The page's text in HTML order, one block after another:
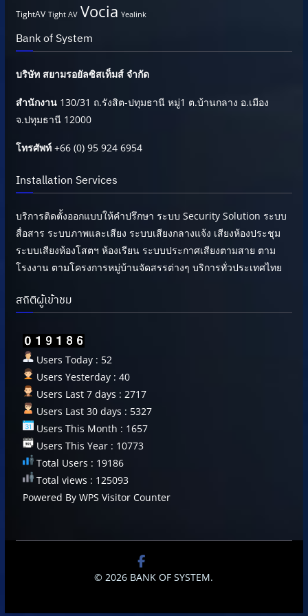
TightAV Tight AV Vocia Yealink
Bank of System
บริษัท สยามรอยัลซิสเท็มส์ จำกัด
สำนักงาน130/31 ถ.รังสิต-ปทุมธานี หมู่1 ต.บ้านกลาง อ.เมือง
จ.ปทุมธานี 12000
โทรศัพท์+66 (0) 95 924 6954
Installation Services
บริการติดตั้งออกแบบให้คำปรึกษา ระบบ Security Solution ระบบ
สื่อสาร ระบบภาพและเสียง ระบบเสียงกลางแจ้ง เสียงห้องประชุม
ระบบเสียงห้องโสตฯ ห้องเรียน ระบบประกาศเสียงตามสาย ตาม
โรงงาน ตามโครงการหมู่บ้านจัดสรรต่างๆ บริการทั่วประเทศไทย
สถิติผู้เข้าชม
Users Today : 52
Users Yesterday : 40
Users Last 7 days : 2717
Users Last 30 days : 5327
Users This Month : 1657
Users This Year : 10773
Total Users : 19186
Total views : 125093
Powered By WPS Visitor Counter
© 2026 BANK OF SYSTEM.